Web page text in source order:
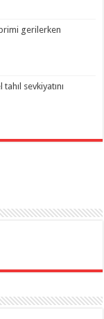
gerilerken
sevkiyatını